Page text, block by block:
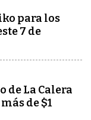
para los
7 de
de La Calera
de $1